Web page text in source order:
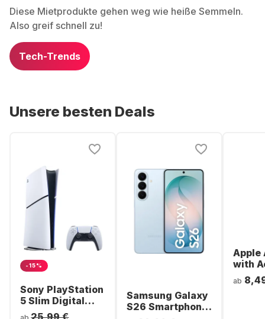
Diese Mietprodukte gehen weg wie heiße Semmeln.
Also greif schnell zu!
Tech-Trends
Unsere besten Deals
-15%
Sony PlayStation
5 Slim Digital
Console
25,99 €
Samsung Galaxy
S26 Smartphone
Apple
with
Noise
ab